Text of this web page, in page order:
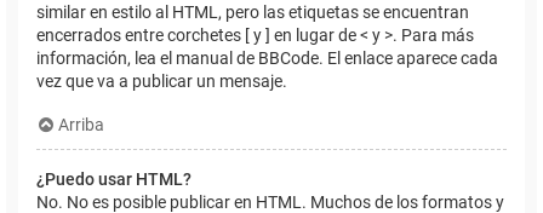
similar en estilo al HTML, pero las etiquetas se encuentran
encerrados entre corchetes [ y ] en lugar de < y >. Para más
información, lea el manual de BBCode. El enlace aparece cada
vez que va a publicar un mensaje.
Arriba
¿Puedo usar HTML?
No. No es posible publicar en HTML. Muchos de los formatos y